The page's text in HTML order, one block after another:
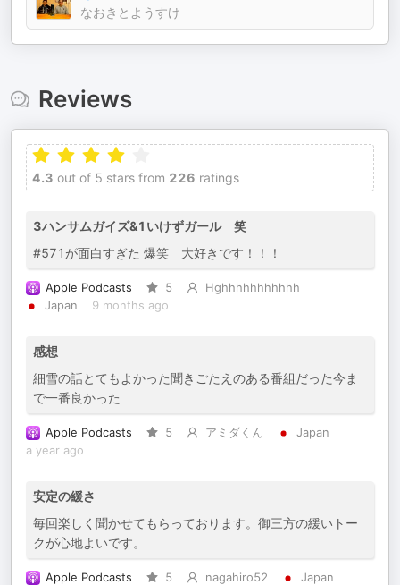
なおきとようすけ
Reviews
4.3 out of 5 stars from 226 ratings
3ハンサムガイズ&1いけずガール 笑
#571が面白すぎた 爆笑 大好きです！！！
Apple Podcasts 5
Hghhhhhhhhhhh
Japan
9 months ago
感想
細雪の話とてもよかった聞きごたえのある番組だった今ま
で一番良かった
Apple Podcasts 5 アミダくん
Japan
a year ago
安定の緩さ
毎回楽しく聞かせてもらっております。御三方の緩いトー
クが心地よいです。
Apple Podcasts 5 nagahiro52
Japan